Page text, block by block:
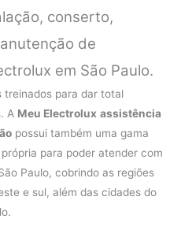
conserto,
de
em São Paulo.
treinados para dar total
A Meu Electrolux assistência
possui também uma gama
para poder atender com
Paulo, cobrindo as regiões
e sul, além das cidades do